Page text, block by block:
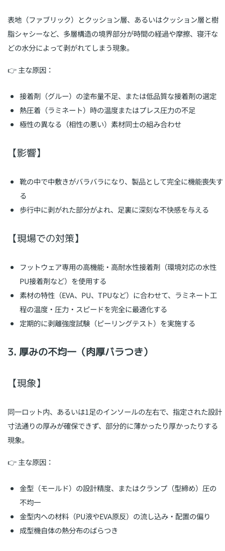
表地（ファブリック）とクッション層、あるいはクッション層と樹
脂シャシーなど、多層構造の境界部分が時間の経過や摩擦、寝汗な
どの水分によって剥がれてしまう現象。
👉 主な原因：
接着剤（グルー）の塗布量不足、または低品質な接着剤の選定
熱圧着（ラミネート）時の温度またはプレス圧力の不足
極性の異なる（相性の悪い）素材同士の組み合わせ
【影響】
靴の中で中敷きがバラバラになり、製品として完全に機能喪失す
る
歩行中に剥がれた部分がよれ、足裏に深刻な不快感を与える
【現場での対策】
フットウェア専用の高機能・高耐水性接着剤（環境対応の水性
PU接着剤など）を使用する
素材の特性（EVA、PU、TPUなど）に合わせて、ラミネート工
程の温度・圧力・スピードを完全に最適化する
定期的に剥離強度試験（ピーリングテスト）を実施する
3. 厚みの不均一（肉厚バラつき）
【現象】
同一ロット内、あるいは1足のインソールの左右で、指定された設計
寸法通りの厚みが確保できず、部分的に薄かったり厚かったりする
現象。
👉 主な原因：
金型（モールド）の設計精度、またはクランプ（型締め）圧の
不均一
金型内への材料（PU液やEVA原反）の流し込み・配置の偏り
成型機自体の熱分布のばらつき